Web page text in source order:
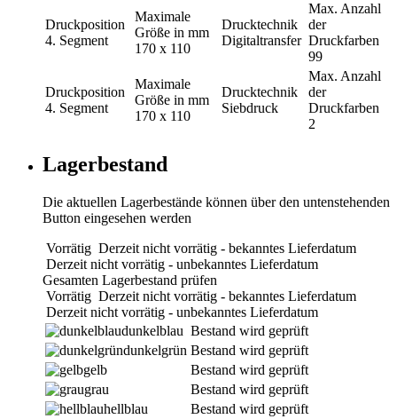
Druckposition
4. Segment
Maximale
Größe in mm
170 x 110
Drucktechnik
Digitaltransfer
Max. Anzahl
der
Druckfarben
99
Druckposition
4. Segment
Maximale
Größe in mm
170 x 110
Drucktechnik
Siebdruck
Max. Anzahl
der
Druckfarben
2
Lagerbestand
Die aktuellen Lagerbestände können über den untenstehenden
Button eingesehen werden
Vorrätig Derzeit nicht vorrätig - bekanntes Lieferdatum
Derzeit nicht vorrätig - unbekanntes Lieferdatum
Gesamten Lagerbestand prüfen
Vorrätig Derzeit nicht vorrätig - bekanntes Lieferdatum
Derzeit nicht vorrätig - unbekanntes Lieferdatum
dunkelblau Bestand wird geprüft
dunkelgrün Bestand wird geprüft
gelb
Bestand wird geprüft
grau
Bestand wird geprüft
hellblau
Bestand wird geprüft